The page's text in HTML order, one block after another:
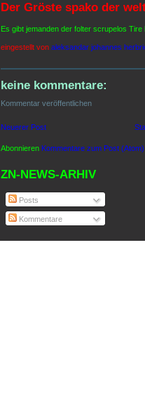
Der Gröste spako der
Es gibt jemanden der folter scrupelos
eingestellt von aleksandar johannes
keine kommentare:
Kommentar veröffentlichen
Neuerer Post
Abonnieren Kommentare zum Post (Atom)
ZN-NEWS-ARHIV
Posts
Kommentare